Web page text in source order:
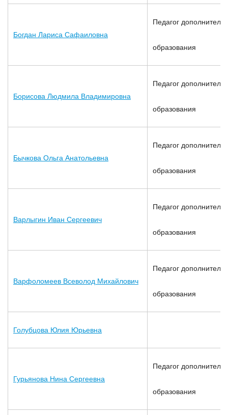
Богдан Лариса Сафаиловна
Педагог
образования
Борисова Людмила Владимировна
Педагог
образования
Бычкова Ольга Анатольевна
Педагог
образования
Варлыгин Иван Сергеевич
Педагог
образования
Варфоломеев Всеволод Михайлович
Педагог
образования
Голубцова Юлия Юрьевна
Гурьянова Нина Сергеевна
Педагог
образования